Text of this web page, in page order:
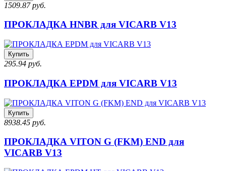
1509.87 руб.
ПРОКЛАДКА HNBR для VICARB V13
Купить
295.94 руб.
ПРОКЛАДКА EPDM для VICARB V13
Купить
8938.45 руб.
ПРОКЛАДКА VITON G (FKM) END для
VICARB V13